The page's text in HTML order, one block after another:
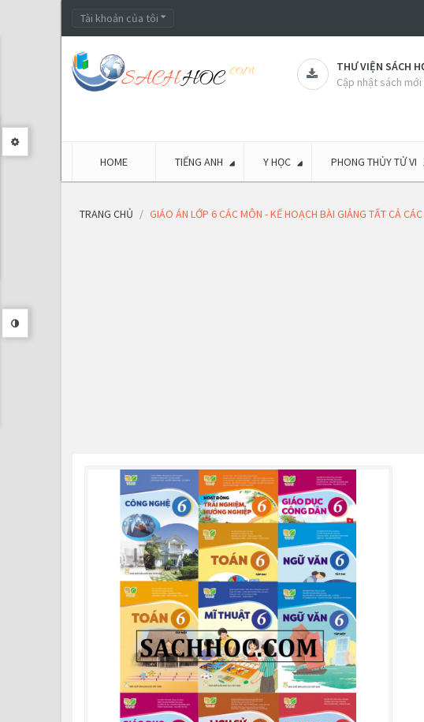
Tài khoản của tôi
THƯ VIỆN SÁCH
Cập nhật sách
HOME TIẾNG ANH Y HỌC PHONG THỦY TỬ VI
TRANG CHỦ GIÁO ÁN LỚP 6 CÁC MÔN - KẾ HOẠCH BÀI GIẢNG TẤT CẢ